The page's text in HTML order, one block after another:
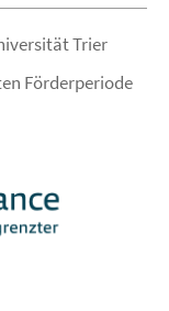
Trier
Förderperiode